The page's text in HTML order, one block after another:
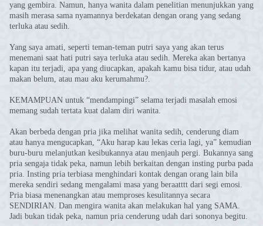
yang gembira. Namun, hanya wanita dalam penelitian menunjukkan yang
masih merasa sama nyamannya berdekatan dengan orang yang sedang
terluka atau sedih.
Yang saya amati, seperti teman-teman putri saya yang akan terus
menemani saat hati putri saya terluka atau sedih. Mereka akan bertanya
kapan itu terjadi, apa yang diucapkan, apakah kamu bisa tidur, atau udah
makan belum, atau mau aku kerumahmu?.
KEMAMPUAN untuk “mendampingi” selama terjadi masalah emosi
memang sudah tertata kuat dalam diri wanita.
Akan berbeda dengan pria jika melihat wanita sedih, cenderung diam
atau hanya mengucapkan, “Aku harap kau lekas ceria lagi, ya” kemudian
buru-buru melanjutkan kesibukannya atau menjauh pergi. Bukannya sang
pria sengaja tidak peka, namun lebih berkaitan dengan insting purba pada
pria. Insting pria terbiasa menghindari kontak dengan orang lain bila
mereka sendiri sedang mengalami masa yang beraatttt dari segi emosi.
Pria biasa menenangkan atau memproses kesulitannya secara
SENDIRIAN. Dan mengira wanita akan melakukan hal yang SAMA.
Jadi bukan tidak peka, namun pria cenderung udah dari sononya begitu.